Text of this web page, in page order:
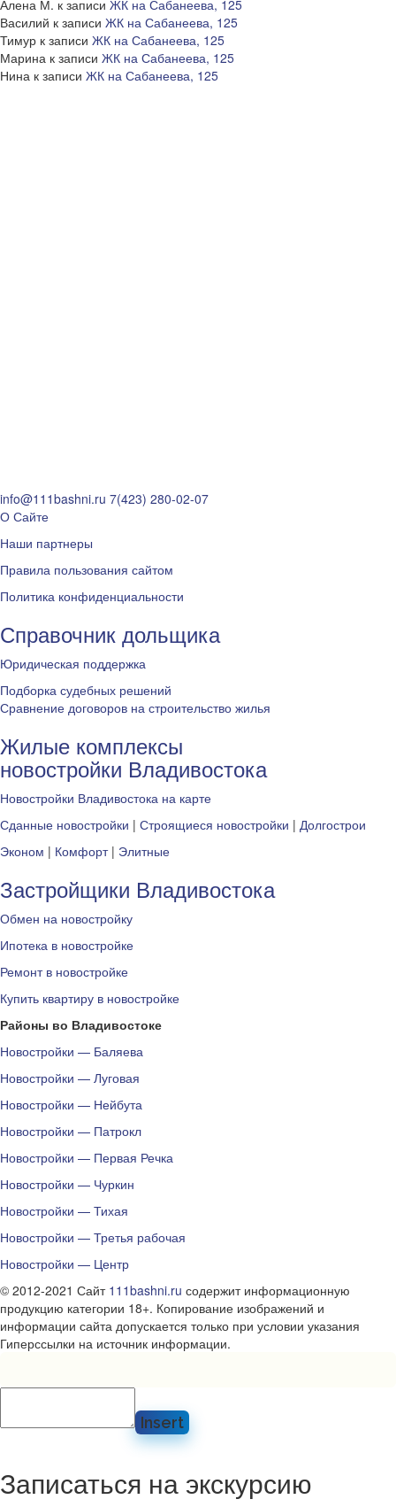
Алена М. к записи ЖК на Сабанеева, 125
Василий к записи ЖК на Сабанеева, 125
Тимур к записи ЖК на Сабанеева, 125
Марина к записи ЖК на Сабанеева, 125
Нина к записи ЖК на Сабанеева, 125
info@111bashni.ru 7(423) 280-02-07
О Сайте
Наши партнеры
Правила пользования сайтом
Политика конфиденциальности
Справочник дольщика
Юридическая поддержка
Подборка судебных решений
Сравнение договоров на строительство жилья
Жилые комплексы
новостройки Владивостока
Новостройки Владивостока на карте
Сданные новостройки | Строящиеся новостройки | Долгострои
Эконом | Комфорт| Элитные
Застройщики Владивостока
Обмен на новостройку
Ипотека в новостройке
Ремонт в новостройке
Купить квартиру в новостройке
Районы во Владивостоке
Новостройки — Баляева
Новостройки — Луговая
Новостройки — Нейбута
Новостройки — Патрокл
Новостройки — Первая Речка
Новостройки — Чуркин
Новостройки — Тихая
Новостройки — Третья рабочая
Новостройки — Центр
© 2012-2021 Сайт 111bashni.ru содержит информационную
продукцию категории 18+. Копирование изображений и
информации сайта допускается только при условии указания
Гиперссылки на источник информации.
Insert
Записаться на экскурсию